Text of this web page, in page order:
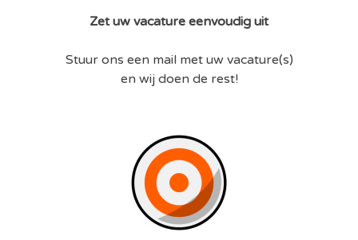
Zet uw vacature eenvoudig uit
Stuur ons een mail met uw vacature(s)
en wij doen de rest!